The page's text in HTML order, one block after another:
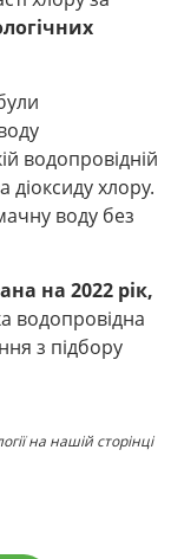
водопровідній
діоксиду хлору.
воду без
на 2022 рік,
водопровідна
з підбору
на нашій сторінці